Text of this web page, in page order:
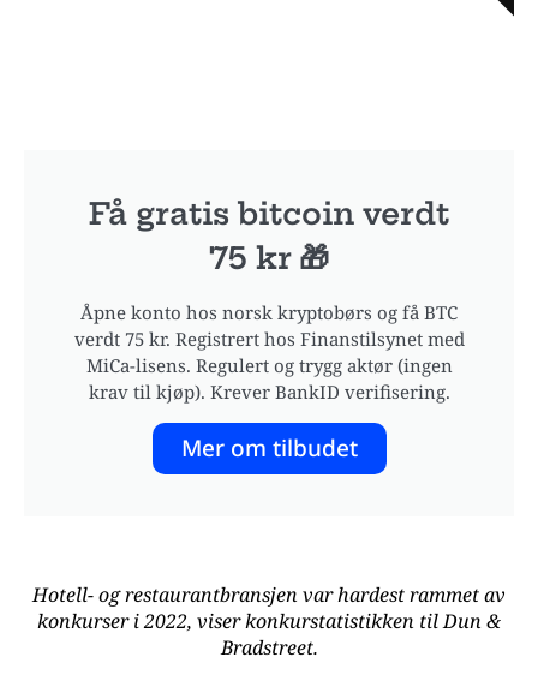
Få gratis bitcoin verdt
75 kr 🎁
Åpne konto hos norsk kryptobørs og få BTC
verdt 75 kr. Registrert hos Finanstilsynet med
MiCa-lisens. Regulert og trygg aktør (ingen
krav til kjøp). Krever BankID verifisering.
Mer om tilbudet
Hotell- og restaurantbransjen var hardest rammet av
konkurser i 2022, viser konkurstatistikken til Dun &
Bradstreet.